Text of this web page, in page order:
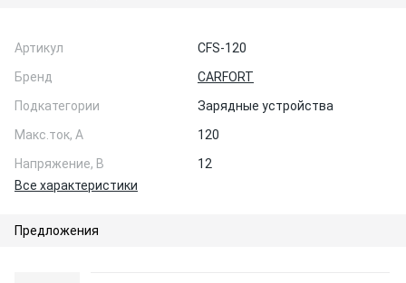
Артикул
CFS-120
Бренд
CARFORT
Подкатегории
Зарядные устройства
Макс.ток, А
120
Напряжение, В
12
Все характеристики
Предложения